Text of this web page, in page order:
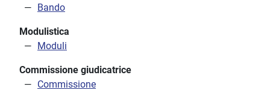
Bando
Modulistica
Moduli
Commissione giudicatrice
Commissione